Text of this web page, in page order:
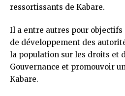
ressortissants de Kabare.
Il a entre autres pour
de développement des
la population sur les droits et
Gouvernance et promouvoir
Kabare.